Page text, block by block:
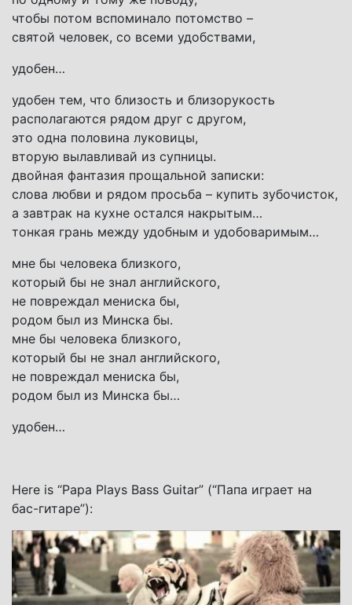
чтобы потом вспоминало потомство –
святой человек, со всеми удобствами,
удобен…
удобен тем, что близость и близорукость
располагаются рядом друг с другом,
это одна половина луковицы,
вторую вылавливай из супницы.
двойная фантазия прощальной записки:
слова любви и рядом просьба – купить зубочисток,
а завтрак на кухне остался накрытым…
тонкая грань между удобным и удобоваримым…
мне бы человека близкого,
который бы не знал английского,
не повреждал мениска бы,
родом был из Минска бы.
мне бы человека близкого,
который бы не знал английского,
не повреждал мениска бы,
родом был из Минска бы…
удобен…
Here is “Papa Plays Bass Guitar” (“Папа играет на
бас-гитаре”):